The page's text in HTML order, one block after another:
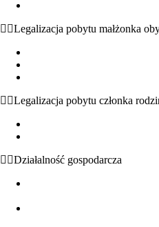
Legalizacja pobytu małżonka
Legalizacja pobytu członka
Działalność gospodarcza